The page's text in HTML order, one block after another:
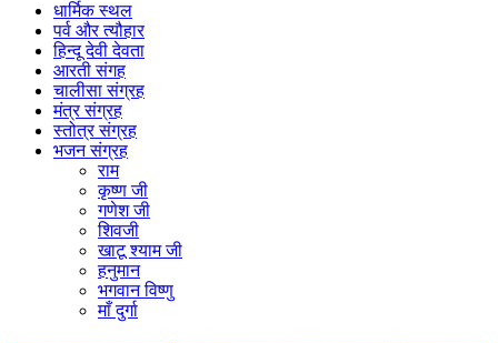
धार्मिक स्थल
पर्व और त्यौहार
हिन्दू देवी देवता
आरती संगह
चालीसा संग्रह
मंत्र संग्रह
स्तोत्र संग्रह
भजन संग्रह
राम
कृष्ण जी
गणेश जी
शिवजी
खाटू श्याम जी
हनुमान
भगवान विष्णु
माँ दुर्गा